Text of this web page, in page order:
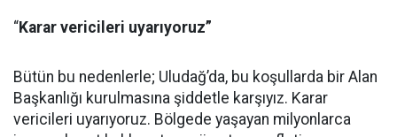
“Karar vericileri uyarıyoruz”
Bütün bu nedenlerle; Uludağ’da, bu koşullarda bir Alan
Başkanlığı kurulmasına şiddetle karşıyız. Karar
vericileri uyarıyoruz. Bölgede yaşayan milyonlarca